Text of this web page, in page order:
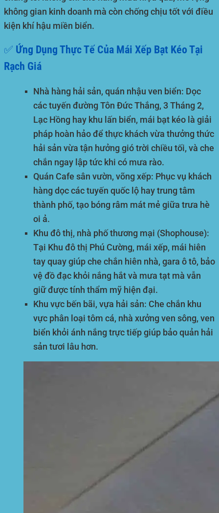
không gian kinh doanh mà còn chống chịu tốt với điều
kiện khí hậu miền biển.
✅ Ứng Dụng Thực Tế Của Mái Xếp Bạt Kéo Tại
Rạch Giá
Nhà hàng hải sản, quán nhậu ven biển: Dọc
các tuyến đường Tôn Đức Thắng, 3 Tháng 2,
Lạc Hồng hay khu lấn biển, mái bạt kéo là giải
pháp hoàn hảo để thực khách vừa thưởng thức
hải sản vừa tận hưởng gió trời chiều tối, và che
chắn ngay lập tức khi có mưa rào.
Quán Cafe sân vườn, võng xếp: Phục vụ khách
hàng dọc các tuyến quốc lộ hay trung tâm
thành phố, tạo bóng râm mát mẻ giữa trưa hè
oi ả.
Khu đô thị, nhà phố thương mại (Shophouse):
Tại Khu đô thị Phú Cường, mái xếp, mái hiên
tay quay giúp che chắn hiên nhà, gara ô tô, bảo
vệ đồ đạc khỏi nắng hắt và mưa tạt mà vẫn
giữ được tính thẩm mỹ hiện đại.
Khu vực bến bãi, vựa hải sản: Che chắn khu
vực phân loại tôm cá, nhà xưởng ven sông, ven
biển khỏi ánh nắng trực tiếp giúp bảo quản hải
sản tươi lâu hơn.